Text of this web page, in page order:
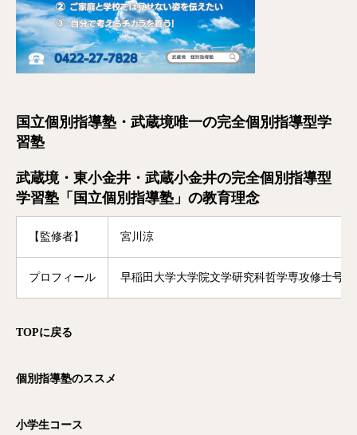
国立個別指導塾・武蔵境唯一の完全個別指導型学
習塾
武蔵境・東小金井・武蔵小金井の完全個別指導型
学習塾「国立個別指導塾」の教育理念
【監修者】 宮川涼
プロフィール 早稲田大学大学院文学研究科哲学専攻修士号
TOPに戻る
個別指導塾のススメ
小学生コース